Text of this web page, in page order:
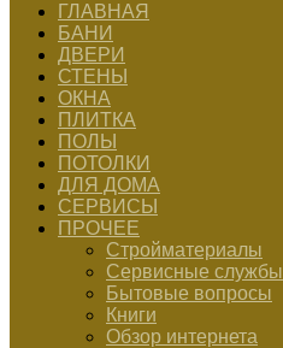
ГЛАВНАЯ
БАНИ
ДВЕРИ
СТЕНЫ
ОКНА
ПЛИТКА
ПОЛЫ
ПОТОЛКИ
ДЛЯ ДОМА
СЕРВИСЫ
ПРОЧЕЕ
Стройматериалы
Сервисные службы
Бытовые вопросы
Книги
Обзор интернета